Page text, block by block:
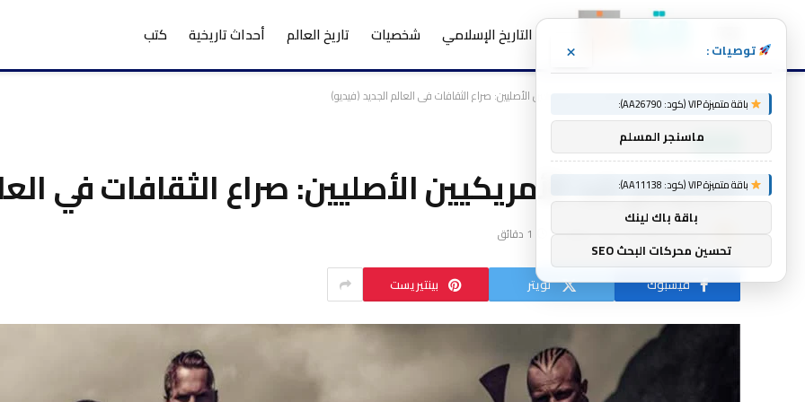
التاريخ الإسلامي شخصيات تاريخ العالم أحداث تاريخية كتب
الرئيسية منوعات الفايكنج ضد الأمريكيين الأصليين: صراع الثقافات في العالم الجديد (فيديو)
منوعات
الفايكنج ضد الأمريكيين الأصليين: صراع الثقافات في
1 دقائق
فيسبوك تويتر بينتيريست
توصيات : ×
باقة متميزة VIP (كود: AA26790):
ماسنجر المسلم
باقة متميزة VIP (كود: AA11138):
باقة باك لينك
تحسين محركات البحث SEO